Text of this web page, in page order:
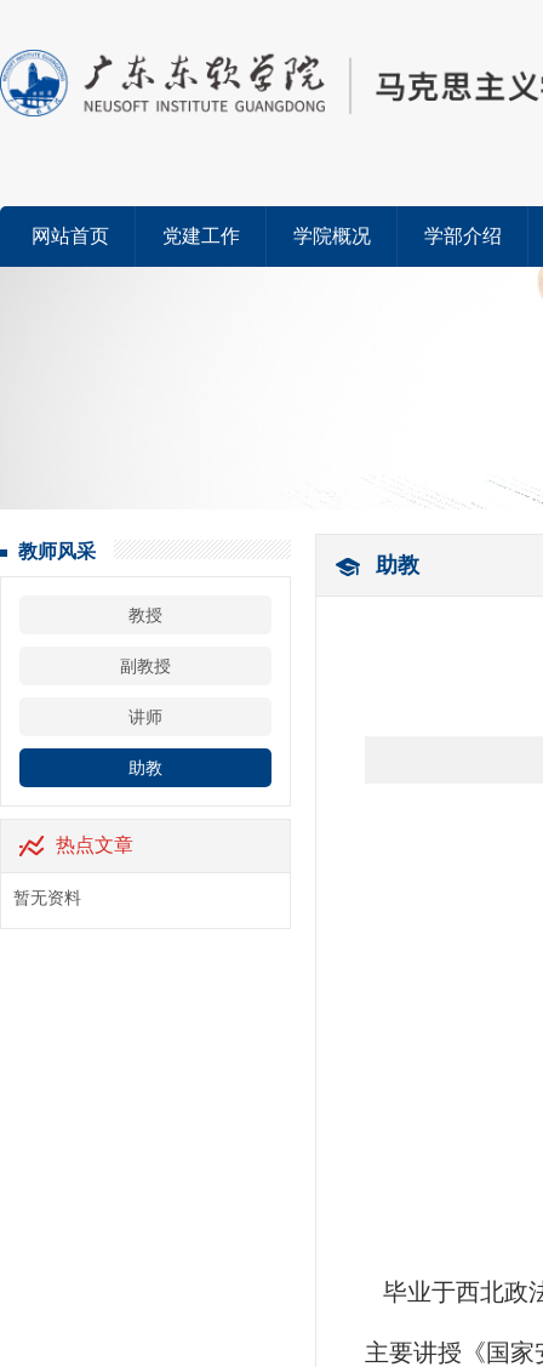
网站首页 党建工作 学院概况 学部介绍
教师风采
教授
副教授
讲师
助教
热点文章
暂无资料
助教
毕业于西北政
主要讲授《国